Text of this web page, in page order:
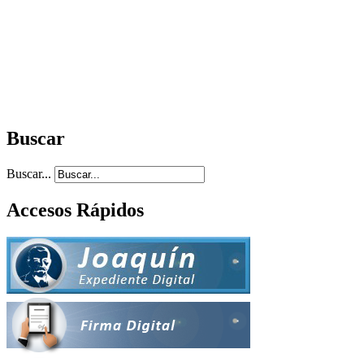
Buscar
Buscar...
Accesos Rápidos